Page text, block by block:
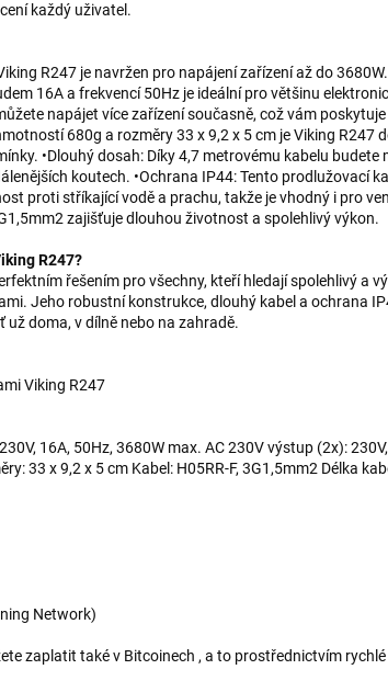
každý uživatel.
R247 je navržen pro napájení zařízení až do
16A a frekvencí 50Hz je ideální pro většinu
napájet více zařízení současně, což vám
680g a rozměry 33 x 9,2 x 5 cm je Viking R247
•Dlouhý dosah: Díky 4,7 metrovému kabelu budete
koutech. •Ochrana IP44: Tento prodlužovací
proti stříkající vodě a prachu, takže je vhodný i pro
zajišťuje dlouhou životnost a spolehlivý výkon.
R247?
řešením pro všechny, kteří hledají spolehlivý a
Jeho robustní konstrukce, dlouhý kabel a ochrana
doma, v dílně nebo na zahradě.
Viking R247
16A, 50Hz, 3680W max. AC 230V výstup (2x):
33 x 9,2 x 5 cm Kabel: H05RR-F, 3G1,5mm2 Délka
Network)
zaplatit také v Bitcoinech , a to prostřednictvím